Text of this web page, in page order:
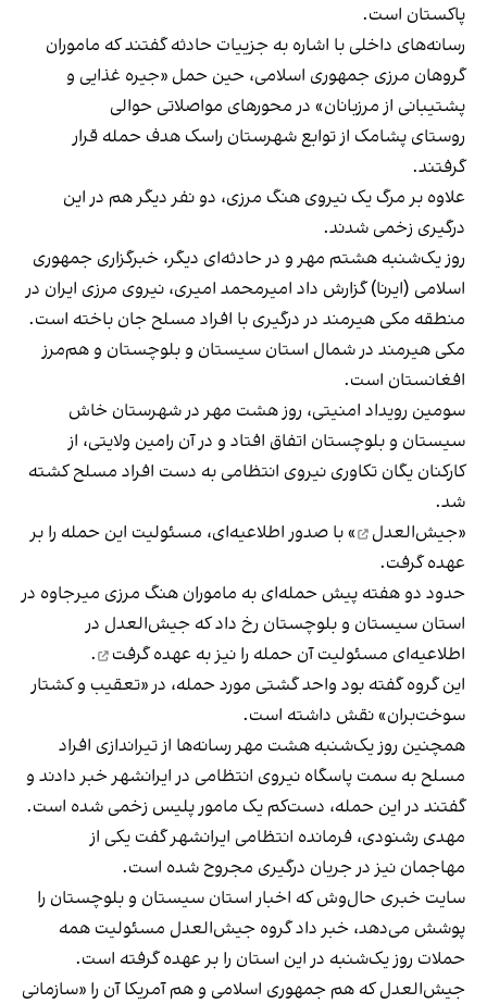
پاکستان است.
رسانه‌های داخلی با اشاره به جزییات حادثه گفتند که ماموران
گروهان مرزی جمهوری اسلامی، حین حمل «جیره غذایی و
پشتیبانی از مرزبانان» در محورهای مواصلاتی حوالی
روستای پشامک از توابع شهرستان راسک هدف حمله قرار
گرفتند.
علاوه بر مرگ یک نیروی هنگ مرزی، دو نفر دیگر هم در این
درگیری زخمی شدند.
روز یک‌شنبه هشتم مهر و در حادثه‌ای دیگر، خبرگزاری جمهوری
اسلامی (ایرنا) گزارش داد امیرمحمد امیری، نیروی مرزی ایران در
منطقه مکی هیرمند در درگیری با افراد مسلح جان باخته است.
مکی هیرمند در شمال استان سیستان و بلوچستان و هم‌مرز
افغانستان است.
سومین رویداد امنیتی، روز هشت مهر در شهرستان خاش
سیستان و بلوچستان اتفاق افتاد و در آن رامین ولایتی، از
کارکنان یگان تکاوری نیروی انتظامی به دست افراد مسلح کشته
شد.
«جیش‌العدل
» با صدور اطلاعیه‌ای، مسئولیت این حمله را بر
عهده گرفت.
حدود دو هفته پیش حمله‌ای به ماموران هنگ مرزی میرجاوه در
استان سیستان و بلوچستان رخ داد که جیش‌العدل در
اطلاعیه‌ای مسئولیت آن حمله را نیز به عهده گرفت
.
این گروه گفته بود واحد گشتی مورد حمله، در «تعقیب و کشتار
سوخت‌بران» نقش داشته است.
همچنین روز یک‌شنبه هشت مهر رسانه‌ها از تیراندازی افراد
مسلح به سمت پاسگاه نیروی انتظامی در ایرانشهر خبر دادند و
گفتند در این حمله، دست‌کم یک مامور پلیس زخمی شده است.
مهدی رشنودی، فرمانده انتظامی ایرانشهر گفت یکی از
مهاجمان نیز در جریان درگیری مجروح شده است.
سایت خبری حال‌وش که اخبار استان سیستان و بلوچستان را
پوشش می‌دهد، خبر داد گروه جیش‌العدل مسئولیت همه
حملات روز یک‌شنبه در این استان را بر عهده گرفته‌ است.
جیش‌العدل که هم جمهوری اسلامی و هم آمریکا آن را «سازمانی